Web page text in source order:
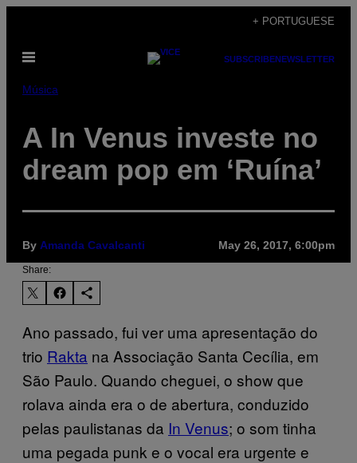
content
+ PORTUGUESE
Open
SUBSCRIBENEWSLETTER
Música
A In Venus investe no
dream pop em ‘Ruína’
By Amanda Cavalcanti May 26, 2017, 6:00pm
Share:
Ano passado, fui ver uma apresentação do
trio Rakta na Associação Santa Cecília, em
São Paulo. Quando cheguei, o show que
rolava ainda era o de abertura, conduzido
pelas paulistanas da In Venus; o som tinha
uma pegada punk e o vocal era urgente e